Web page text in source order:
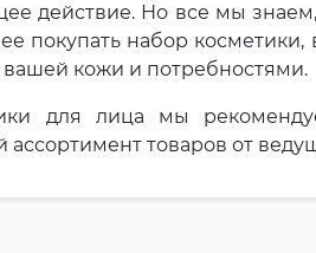
действие. Но все мы
покупать набор
вашей кожи и потребностями.
для лица мы
товаров от